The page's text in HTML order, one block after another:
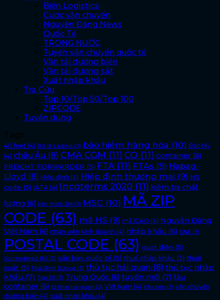
Biến Logistics
Cước vận chuyển
Nguyên Đăng News
Quốc Tế
TRONG NƯỚC
Tuyến vận chuyển quốc tế
Vận tải đường biển
Vận tải đường sắt
Xuất nhập khẩu
Tra Cứu
Top 10/Top 50/Top 100
ZIPCODE
Tuyển dụng
40 feet (4) Bill of Lading (3) bảo hiểm hàng hóa (10) Bắc Mỹ
(4) châu Âu (8) CMA CGM (11) CO (11) container (6)
FREIGHT FORWARDER (5) FTA (11) FTAs (9) Hapag-
Lloyd (8) Hiệp định (4) Hiệp định thương mại (9) HS
code (5) IATA (4) Incoterms 2020 (11) kiểm tra chất
lượng (6) liên minh 2M (3) MSC (10) MÃ ZIP
CODE (63) mã HS (9) mã ICAO (4) Nguyên Đăng
Việt Nam (6) nhân viên kinh doanh (4) nhập khẩu (6) ONE (3)
POSTAL CODE (63) quạt điện (5)
Surrendered Bill (3) sân bay quốc tế (5) thuế nhập khẩu (5) thuế
suất (5) Thái Bình Dương (3) thủ tục hải quan (8) thủ tục nhập
khẩu (7) Top 50 (3) Trung Quốc (6) tuyến mới (7) tàu
container (6) tờ khai hải quan (3) Việt Nam (4) Văn bản (3) vận chuyển
đường biển (4) xuất nhập khẩu (4)